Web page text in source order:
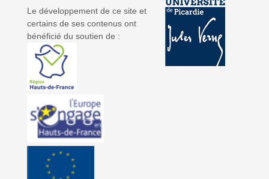
Le développement de ce site et
certains de ses contenus ont
bénéficié du soutien de :